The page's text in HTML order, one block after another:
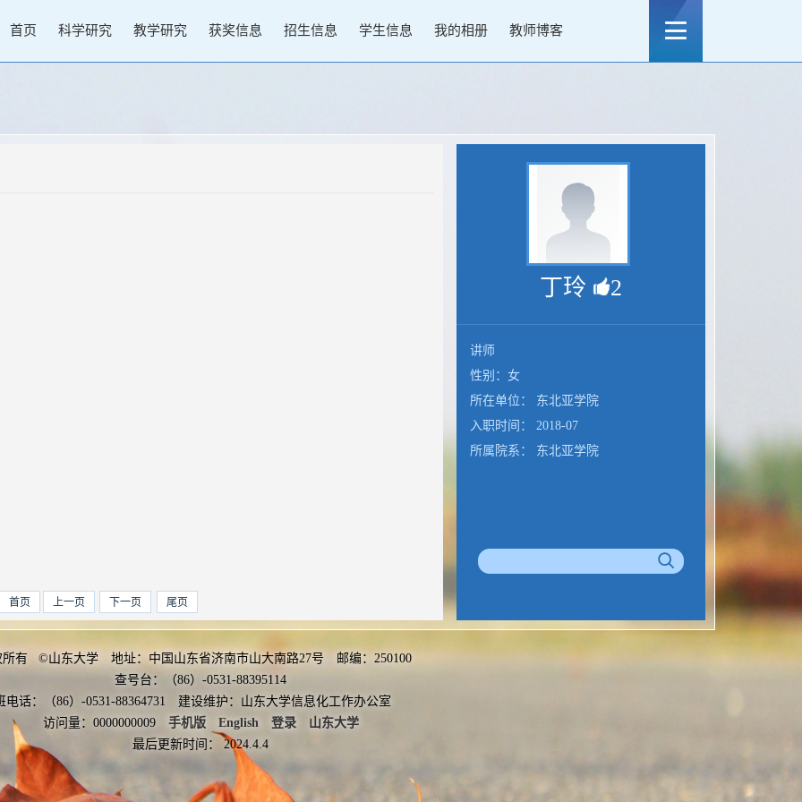
首页 科学研究 教学研究 获奖信息 招生信息 学生信息 我的相册 教师博客
首页 上一页 下一页 尾页
丁玲 2
讲师
性别：女
所在单位： 东北亚学院
入职时间： 2018-07
所属院系： 东北亚学院
所有 ©山东大学 地址：中国山东省济南市山大南路27号 邮编：250100
查号台：（86）-0531-88395114
电话：（86）-0531-88364731 建设维护：山东大学信息化工作办公室
访问量： 0000000009 手机版 English 登录
山东大学
最后更新时间： 2024.4.4